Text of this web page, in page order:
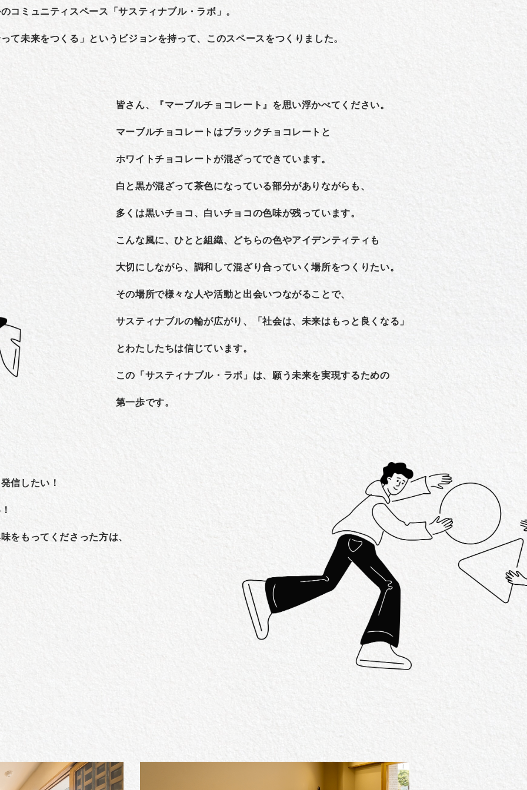
コミュニティスペース「サスティナブル・ラボ」。
て未来をつくる」というビジョンを持って、このスペースをつくりました。
皆さん、『マーブルチョコレート』を思い浮かべてください。
マーブルチョコレートはブラックチョコレートと
ホワイトチョコレートが混ざってできています。
白と黒が混ざって茶色になっている部分がありながらも、
多くは黒いチョコ、白いチョコの色味が残っています。
こんな風に、ひとと組織、どちらの色やアイデンティティも
大切にしながら、調和して混ざり合っていく場所をつくりたい。
その場所で様々な人や活動と出会いつながることで、
サスティナブルの輪が広がり、「社会は、未来はもっと良くなる」
とわたしたちは信じています。
この「サスティナブル・ラボ」は、願う未来を実現するための
第一歩です。
信したい！
をもってくださった方は、